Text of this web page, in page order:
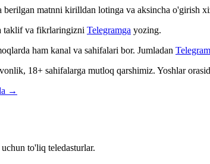
matnni kirilldan lotinga va aksincha o'girish
taklif va fikrlaringizni Telegramga yozing.
ham kanal va sahifalari bor. Jumladan Telegram
18+ sahifalarga mutloq qarshimiz. Yoshlar
→
to'liq teledasturlar.